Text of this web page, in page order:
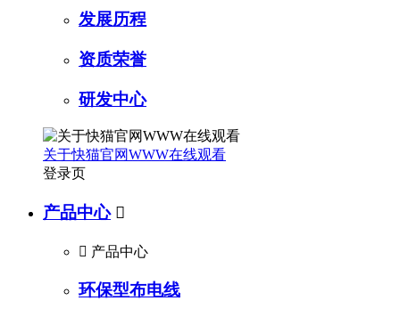
发展历程
资质荣誉
研发中心
关于快猫官网WWW在线观看
登录页
产品中心 
 产品中心
环保型布电线